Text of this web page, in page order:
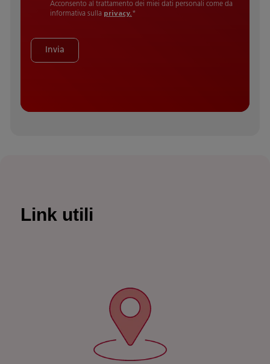
Acconsento al trattamento dei miei dati personali come da
informativa sulla privacy. *
Invia
Link utili